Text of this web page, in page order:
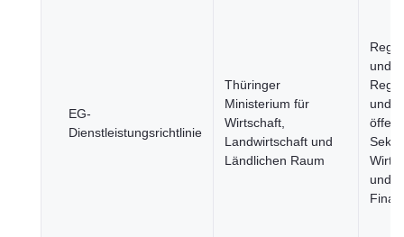
EG-
Dienstleistungsrichtlinie
Thüringer
Ministerium für
Wirtschaft,
Landwirtschaft und
Ländlichen Raum
und
und
und